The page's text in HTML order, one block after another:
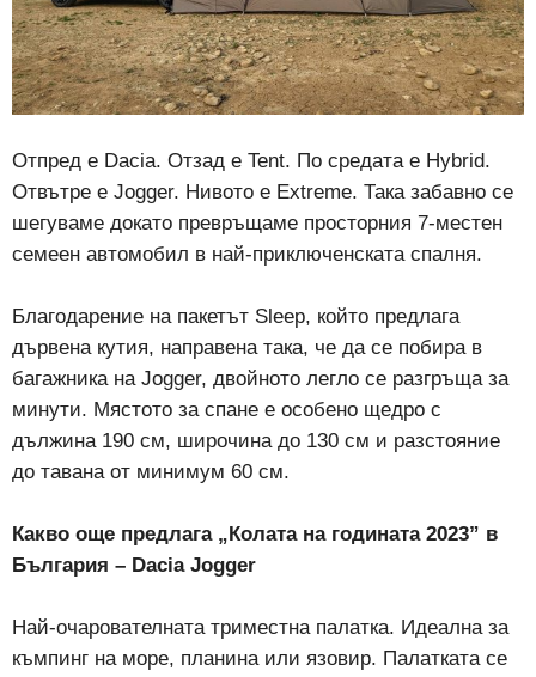
Отпред е Dacia. Отзад е Tent. По средата е Hybrid.
Отвътре е Jogger. Нивото е Extreme. Така забавно се
шегуваме докато превръщаме просторния 7-местен
семеен автомобил в най-приключенската спалня.
Благодарение на пакетът Sleep, който предлага
дървена кутия, направена така, че да се побира в
багажника на Jogger, двойното легло се разгръща за
минути. Мястото за спане е особено щедро с
дължина 190 см, широчина до 130 см и разстояние
до тавана от минимум 60 см.
Какво още предлага „Колата на годината 2023” в
България – Dacia Jogger
Най-очарователната триместна палатка. Идеална за
къмпинг на море, планина или язовир. Палатката се